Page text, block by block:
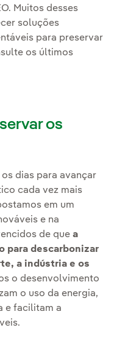
Muitos desses
soluções
para preservar
os últimos
os
dias para avançar
cada vez mais
em um
e na
de que a
para descarbonizar
a indústria e os
o desenvolvimento
o uso da energia,
e facilitam a